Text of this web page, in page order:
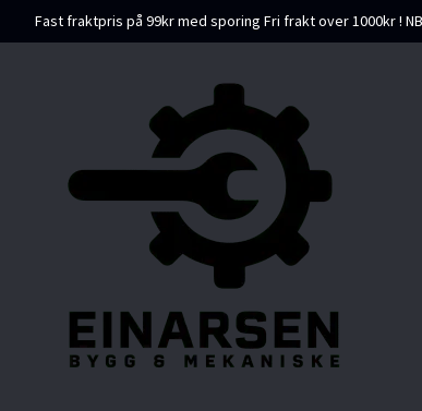
Fast fraktpris på 99kr med sporing Fri frakt over 1000kr !